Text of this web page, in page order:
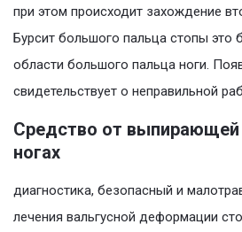
при этом происходит захождение
Бурсит большого пальца стопы это
области большого пальца ноги.
свидетельствует о неправильной
Средство от выпирающей
ногах
диагностика, безопасный и
лечения вальгусной деформации